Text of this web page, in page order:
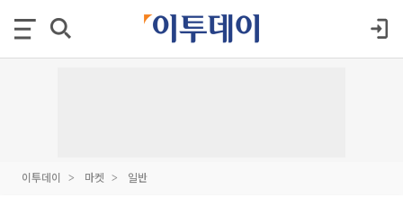
이투데이 마켓 일반